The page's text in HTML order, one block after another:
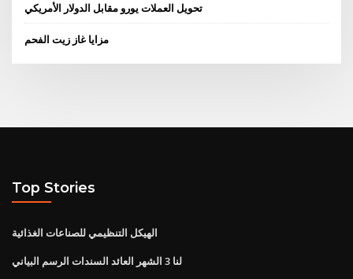
تحويل العملات يورو مقابل الدولار الأمريكي
مزايا غاز زيت الفحم
Top Stories
الهيكل التنظيمي للصناعات الغذائية
لنا 3 الشهر العائد السندات الرسم البياني